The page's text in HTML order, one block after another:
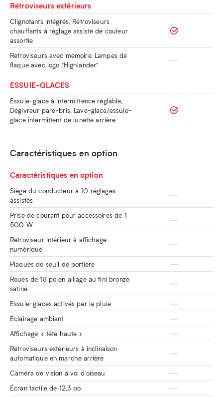
Rétroviseurs extérieurs
Clignotants intégrés, Rétroviseurs
chauffants à réglage assisté de couleur
assortie
Rétroviseurs avec mémoire, Lampes de
flaque avec logo "Highlander"
ESSUIE-GLACES
Essuie-glace à intermittence réglable,
Dégivreur pare-bris, Lave-glace/essuie-
glace intermittent de lunette arrière
Caractéristiques en option
Caractéristiques en option
Siège du conducteur à 10 réglages
assistés
Prise de courant pour accessoires de 1
500 W
Rétroviseur intérieur à affichage
numérique
Plaques de seuil de portière
Roues de 18 po en alliage au fini bronze
satiné
Essuie-glaces activés par la pluie
Éclairage ambiant
Affichage « tête haute »
Rétroviseurs extérieurs à inclinaison
automatique en marche arrière
Caméra de vision à vol d'oiseau
Écran tactile de 12,3 po